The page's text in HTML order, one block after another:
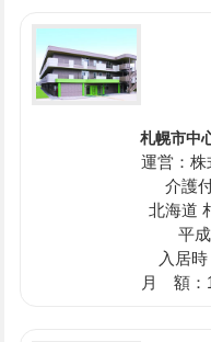
札幌市中
運営：株
介護
北海道
平
入居
月 額：